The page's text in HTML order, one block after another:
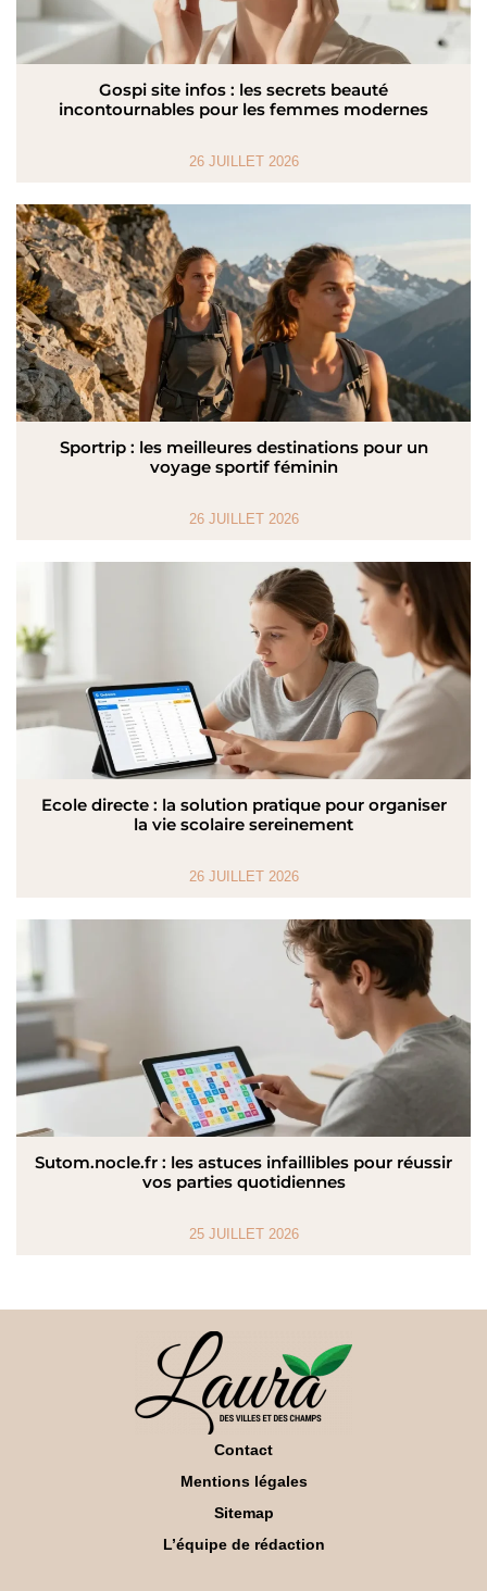
Gospi site infos : les secrets beauté
incontournables pour les femmes modernes
26 JUILLET 2026
Sportrip : les meilleures destinations pour un
voyage sportif féminin
26 JUILLET 2026
Ecole directe : la solution pratique pour organiser
la vie scolaire sereinement
26 JUILLET 2026
Sutom.nocle.fr : les astuces infaillibles pour réussir
vos parties quotidiennes
25 JUILLET 2026
Contact
Mentions légales
Sitemap
L’équipe de rédaction